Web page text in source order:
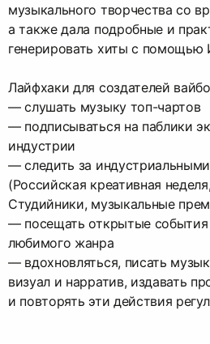
музыкального творчества со
а также дала подробные и
генерировать хиты с помощью
Лайфхаки для создателей
— слушать музыку топ-чартов
— подписываться на паблики
индустрии
— следить за
(Российская креативная
Студийники, музыкальные
— посещать открытые
любимого жанра
— вдохновляться, писать
визуал и нарратив, издавать
и повторять эти действия